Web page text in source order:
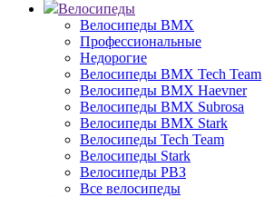
Велосипеды
Велосипеды BMX
Профессиональные
Недорогие
Велосипеды BMX Tech Team
Велосипеды BMX Haevner
Велосипеды BMX Subrosa
Велосипеды BMX Stark
Велосипеды Tech Team
Велосипеды Stark
Велосипеды РВЗ
Все велосипеды